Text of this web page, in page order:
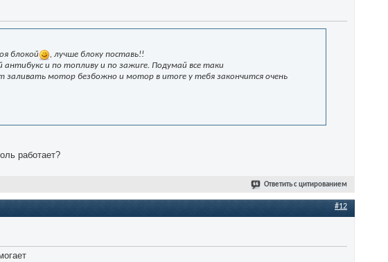
блокой
, лучше блоку поставь!!
антибукс и по топливу и по зажиге. Подумай все таки
мотор безбожно и мотор в итоге у тебя закончится очень
работает?
Ответить с цитированием
#12